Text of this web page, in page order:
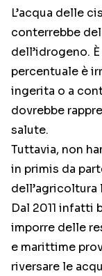
L’acqua delle
conterrebbe
dell’idrogeno.
percentuale è
ingerita o a
dovrebbe
salute.
Tuttavia, non
in primis da
dell’agricoltura
Dal 2011 infatti
imporre delle
e marittime
riversare le